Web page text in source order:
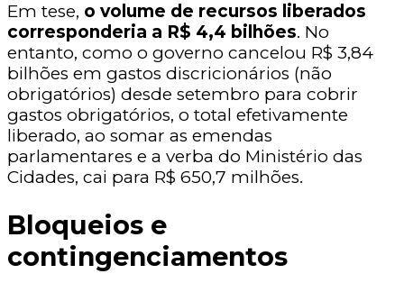
Em tese, o volume de recursos liberados
corresponderia a R$ 4,4 bilhões. No
entanto, como o governo cancelou R$ 3,84
bilhões em gastos discricionários (não
obrigatórios) desde setembro para cobrir
gastos obrigatórios, o total efetivamente
liberado, ao somar as emendas
parlamentares e a verba do Ministério das
Cidades, cai para R$ 650,7 milhões.
Bloqueios e
contingenciamentos